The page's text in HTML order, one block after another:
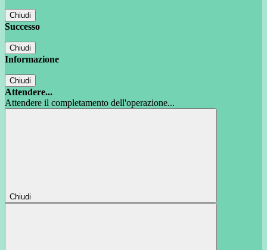
Chiudi
Successo
Chiudi
Informazione
Chiudi
Attendere...
Attendere il completamento dell'operazione...
Chiudi